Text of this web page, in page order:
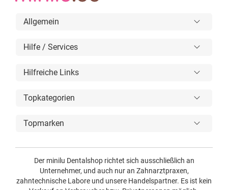
Allgemein
Hilfe / Services
Hilfreiche Links
Topkategorien
Topmarken
Der minilu Dentalshop richtet sich ausschließlich an
Unternehmer, und auch nur an Zahnarztpraxen,
zahntechnische Labore und unsere Handelspartner. Es ist kein